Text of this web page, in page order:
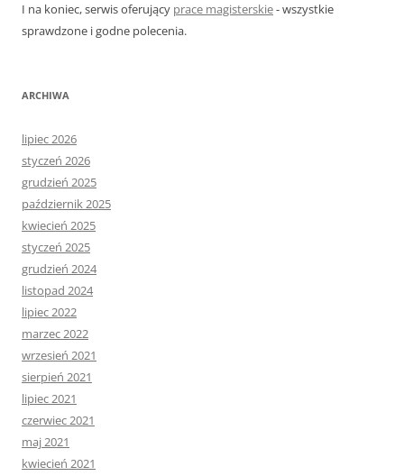
I na koniec, serwis oferujący prace magisterskie- wszystkie
sprawdzone i godne polecenia.
ARCHIWA
lipiec 2026
styczeń 2026
grudzień 2025
październik 2025
kwiecień 2025
styczeń 2025
grudzień 2024
listopad 2024
lipiec 2022
marzec 2022
wrzesień 2021
sierpień 2021
lipiec 2021
czerwiec 2021
maj 2021
kwiecień 2021